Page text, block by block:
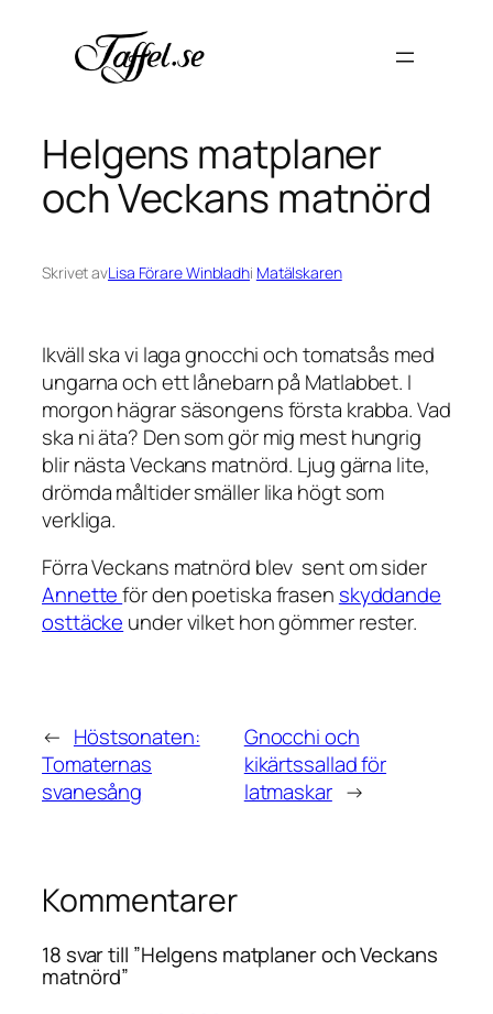
innehåll
Helgens matplaner
och Veckans matnörd
Skrivet avLisa Förare Winbladhi Matälskaren
Ikväll ska vi laga gnocchi och tomatsås med
ungarna och ett lånebarn på Matlabbet. I
morgon hägrar säsongens första krabba. Vad
ska ni äta? Den som gör mig mest hungrig
blir nästa Veckans matnörd. Ljug gärna lite,
drömda måltider smäller lika högt som
verkliga.
Förra Veckans matnörd blev sent om sider
Annetteför den poetiska frasen skyddande
osttäcke under vilket hon gömmer rester.
← Höstsonaten:
Tomaternas
svanesång
Gnocchi och
kikärtssallad för
latmaskar →
Kommentarer
18 svar till ”Helgens matplaner och Veckans
matnörd”